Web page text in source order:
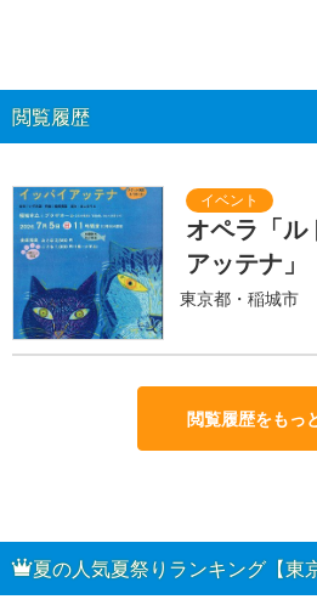
閲覧履歴
オペラ「ル
アッテナ」
東京都・稲城市
閲覧履歴をもっ
夏の人気夏祭りランキング【東